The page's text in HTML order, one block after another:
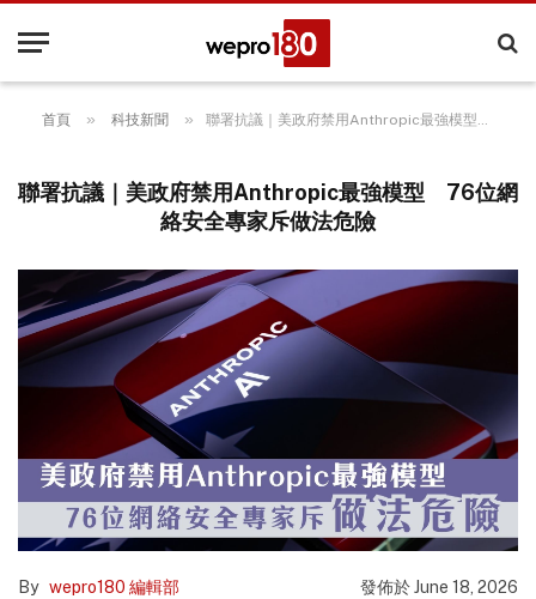
首頁 » 科技新聞 » 聯署抗議｜美政府禁用Anthropic最強模型 76位網絡安全專家斥做法危險
聯署抗議｜美政府禁用Anthropic最強模型 76位網
絡安全專家斥做法危險
By wepro180 編輯部 發佈於June 18, 2026